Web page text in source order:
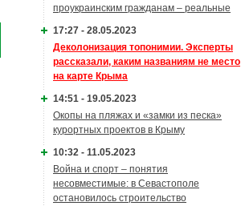
проукраинским гражданам – реальные
17:27 - 28.05.2023
Деколонизация топонимии. Эксперты
рассказали, каким названиям не место
на карте Крыма
14:51 - 19.05.2023
Окопы на пляжах и «замки из песка»
курортных проектов в Крыму
10:32 - 11.05.2023
Война и спорт – понятия
несовместимые: в Севастополе
остановилось строительство